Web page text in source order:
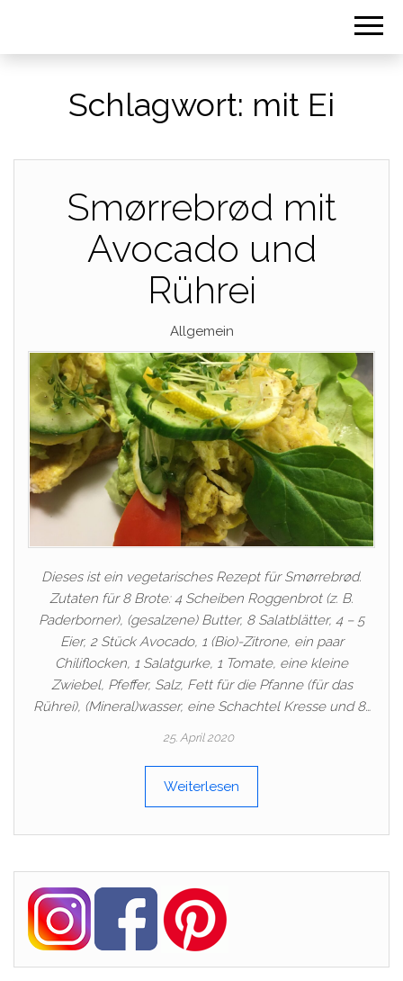
Schlagwort: mit Ei
Smørrebrød mit
Avocado und
Rührei
Allgemein
Dieses ist ein vegetarisches Rezept für Smørrebrød.
Zutaten für 8 Brote: 4 Scheiben Roggenbrot (z. B.
Paderborner), (gesalzene) Butter, 8 Salatblätter, 4 – 5
Eier, 2 Stück Avocado, 1 (Bio)-Zitrone, ein paar
Chiliflocken, 1 Salatgurke, 1 Tomate, eine kleine
Zwiebel, Pfeffer, Salz, Fett für die Pfanne (für das
Rührei), (Mineral)wasser, eine Schachtel Kresse und 8…
25. April 2020
Weiterlesen